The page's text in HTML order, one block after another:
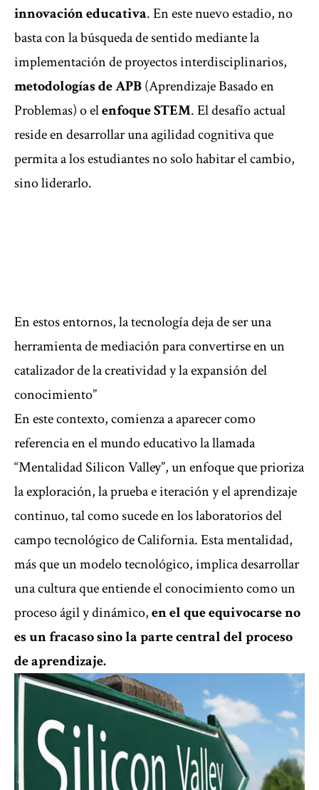
innovación educativa. En este nuevo estadio, no
basta con la búsqueda de sentido mediante la
implementación de proyectos interdisciplinarios,
metodologías de APB(Aprendizaje Basado en
Problemas) o elenfoque STEM. El desafío actual
reside en desarrollar una agilidad cognitiva que
permita a los estudiantes no solo habitar el cambio,
sino liderarlo.
En estos entornos, la tecnología deja de ser una
herramienta de mediación para convertirse en un
catalizador de la creatividad y la expansión del
conocimiento”
En este contexto, comienza a aparecer como
referencia en el mundo educativo la llamada
“Mentalidad Silicon Valley”, un enfoque que prioriza
la exploración, la prueba e iteración y el aprendizaje
continuo, tal como sucede en los laboratorios del
campo tecnológico de California. Esta mentalidad,
más que un modelo tecnológico, implica desarrollar
una cultura que entiende el conocimiento como un
proceso ágil y dinámico,en el que equivocarse no
es un fracaso sino la parte central del proceso
de aprendizaje.